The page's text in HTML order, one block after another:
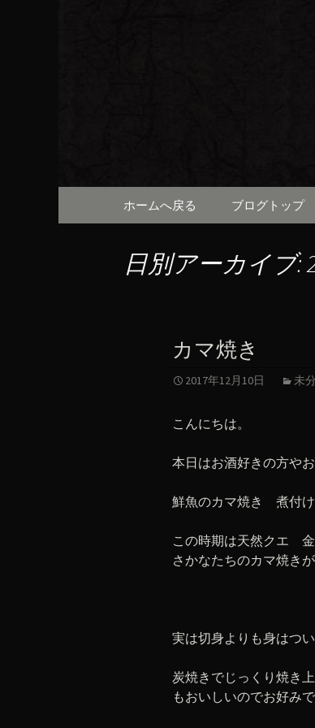
京都・
（ろび
京都・先斗町の京
知らせや、お料理
コンテンツへ移動
ホームへ戻る ブログトップ
日別アーカイブ:
カマ焼き
2017年12月10日 未
こんにちは。
本日はお酒好きの方や
鮮魚のカマ焼き 煮付
この時期は天然クエ
さかなたちのカマ焼きが
実は切身よりも身はつ
炭焼きでじっくり焼き
もおいしいのでお好みで